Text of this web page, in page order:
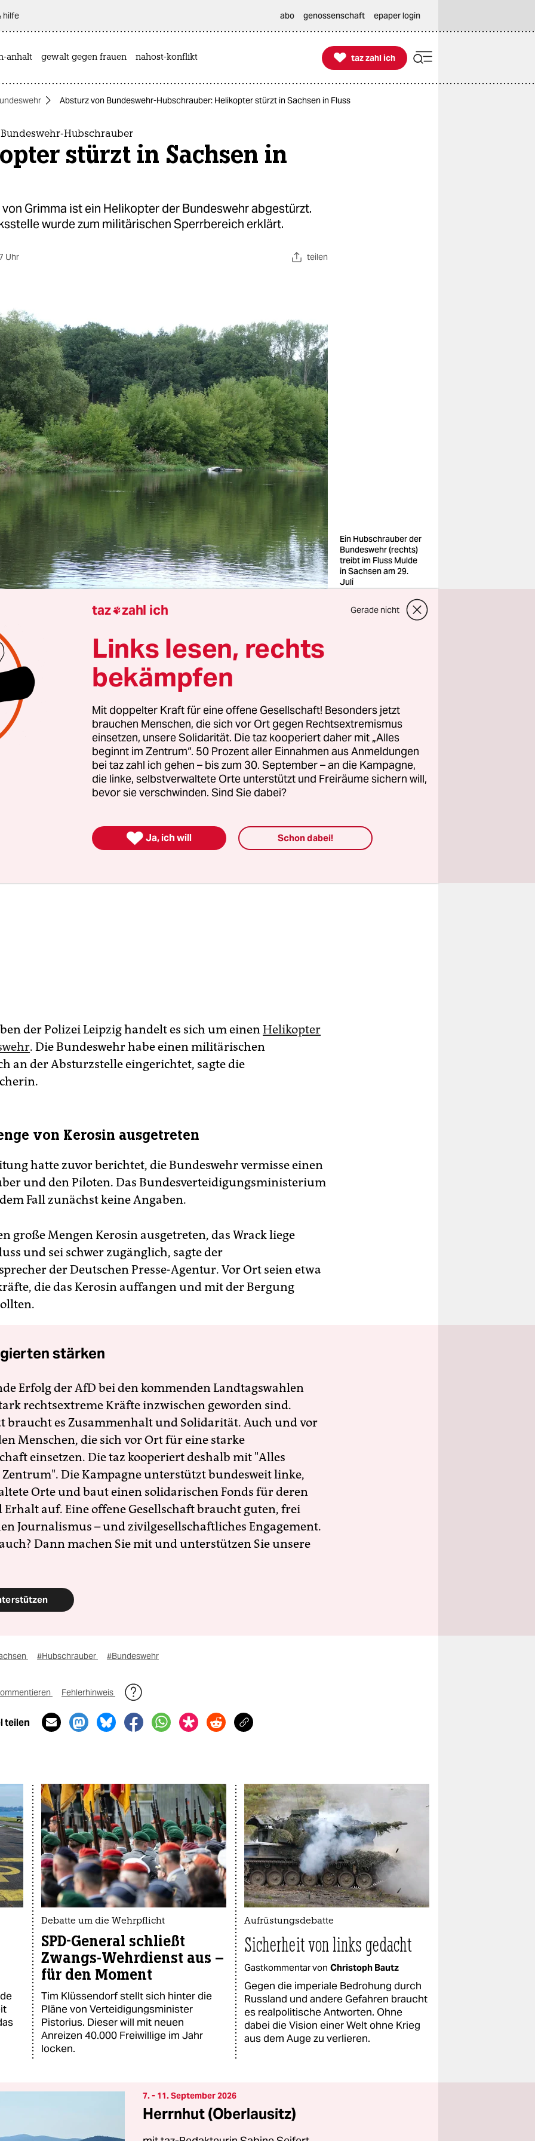
hilfe abo genossenschaft epaper login
anhalt gewalt gegen frauen nahost-konflikt 
taz zahl ich
taz zahl ich
Absturz von Bundeswehr-Hubschrauber: Helikopter stürzt in Sachsen in Fluss
Hubschrauber
stürzt in Sachsen in
von Grimma ist ein Helikopter der Bundeswehr abgestürzt.
wurde zum militärischen Sperrbereich erklärt.
Uhr teilen
Ein Hubschrauber der
Bundeswehr (rechts)
treibt im Fluss Mulde
in Sachsen am 29.
Juli
Foto: Sören
der Bundeswehr ist in der Nähe vonGrimma in
Fluss gestürzt. Das bestätigte eine Sprecherin der
Zu Opfern ist bisher nichts bekannt. Zuvor hatte die
sei nach Angaben der Flugsicherung zwischen
10.30 Uhr verschwunden, sagte ein Sprecher des
Landkreis Leipzig. Paddler hätten gegen
im Fluss Mulde gefunden.
der Polizei Leipzig handelt es sich um einenHelikopter
. Die Bundeswehr habe einen militärischen
an der Absturzstelle eingerichtet, sagte die
von Kerosin ausgetreten
hatte zuvor berichtet, die Bundeswehr vermisse einen
und den Piloten. Das Bundesverteidigungsministerium
Fall zunächst keine Angaben.
große Mengen Kerosin ausgetreten, das Wrack liege
und sei schwer zugänglich, sagte der
der Deutschen Presse-Agentur. Vor Ort seien etwa
die das Kerosin auffangen und mit der Bergung
stärken
Erfolg der AfD bei den kommenden Landtagswahlen
rechtsextreme Kräfte inzwischen geworden sind.
braucht es Zusammenhalt und Solidarität. Auch und vor
Menschen, die sich vor Ort für eine starke
einsetzen. Die taz kooperiert deshalb mit "Alles
Die Kampagne unterstützt bundesweit linke,
Orte und baut einen solidarischen Fonds für deren
Erhalt auf. Eine offene Gesellschaft braucht guten, frei
Journalismus – und zivilgesellschaftliches Engagement.
Dann machen Sie mit und unterstützen Sie unsere
#Hubschrauber #Bundeswehr
Fehlerhinweis
teilen
Debatte um die Wehrpflicht
SPD-General schließt
Zwangs-Wehrdienst aus –
für den Moment
Tim Klüssendorf stellt sich hinter die
Pläne von Verteidigungsminister
Pistorius. Dieser will mit neuen
Anreizen 40.000 Freiwillige im Jahr
locken.
Aufrüstungsdebatte
Sicherheit von links gedacht
Gastkommentar von Christoph Bautz
Gegen die imperiale Bedrohung durch
Russland und andere Gefahren braucht
es realpolitische Antworten. Ohne
dabei die Vision einer Welt ohne Krieg
aus dem Auge zu verlieren.
7. - 11. September 2026
Herrnhut (Oberlausitz)
taz zahl ich Gerade nicht
Links lesen, rechts
bekämpfen
Mit doppelter Kraft für eine offene Gesellschaft! Besonders jetzt
brauchen Menschen, die sich vor Ort gegen Rechtsextremismus
einsetzen, unsere Solidarität. Die taz kooperiert daher mit „Alles
beginnt im Zentrum“. 50 Prozent aller Einnahmen aus Anmeldungen
bei taz zahl ich gehen – bis zum 30. September – an die Kampagne,
die linke, selbstverwaltete Orte unterstützt und Freiräume sichern will,
bevor sie verschwinden. Sind Sie dabei?
 Ja, ich will Schon dabei!